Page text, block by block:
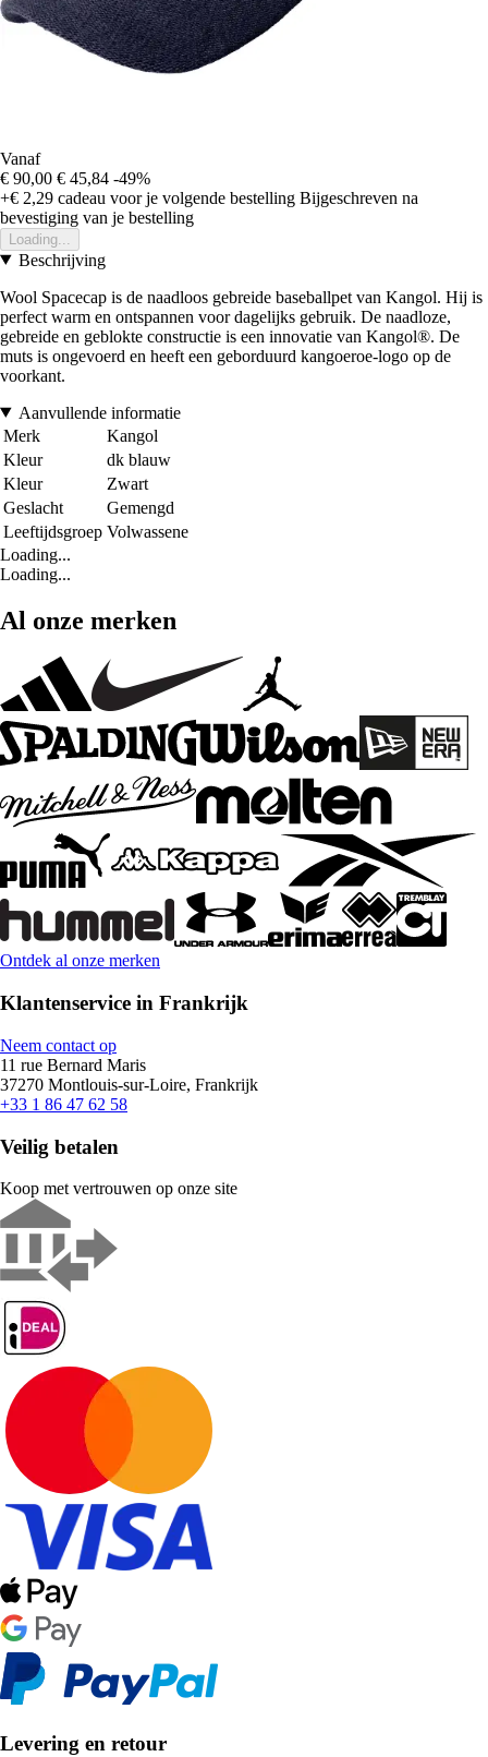
Vanaf
€ 90,00 € 45,84 -49%
+€ 2,29 cadeau voor je volgende bestelling Bijgeschreven na
bevestiging van je bestelling
Loading...
Beschrijving
Wool Spacecap is de naadloos gebreide baseballpet van Kangol. Hij is
perfect warm en ontspannen voor dagelijks gebruik. De naadloze,
gebreide en geblokte constructie is een innovatie van Kangol®. De
muts is ongevoerd en heeft een geborduurd kangoeroe-logo op de
voorkant.
Aanvullende informatie
Merk
Kangol
Kleur
dk blauw
Kleur
Zwart
Geslacht
Gemengd
Leeftijdsgroep Volwassene
Loading...
Loading...
Al onze merken
Ontdek al onze merken
Klantenservice in Frankrijk
Neem contact op
11 rue Bernard Maris
37270 Montlouis-sur-Loire, Frankrijk
+33 1 86 47 62 58
Veilig betalen
Koop met vertrouwen op onze site
Levering en retour